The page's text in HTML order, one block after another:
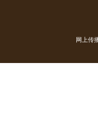
网上传